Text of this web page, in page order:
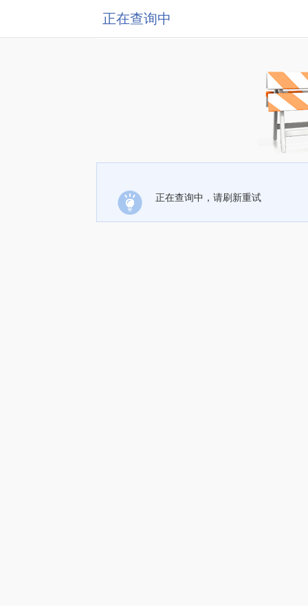
正在查询中
正在查询中，请刷新重试